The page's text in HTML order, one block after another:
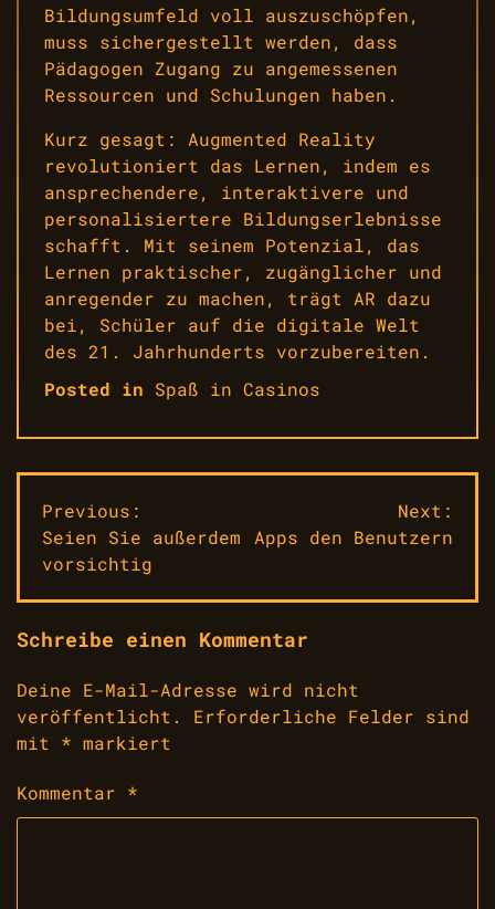
Bildungsumfeld voll auszuschöpfen,
muss sichergestellt werden, dass
Pädagogen Zugang zu angemessenen
Ressourcen und Schulungen haben.
Kurz gesagt: Augmented Reality
revolutioniert das Lernen, indem es
ansprechendere, interaktivere und
personalisiertere Bildungserlebnisse
schafft. Mit seinem Potenzial, das
Lernen praktischer, zugänglicher und
anregender zu machen, trägt AR dazu
bei, Schüler auf die digitale Welt
des 21. Jahrhunderts vorzubereiten.
Posted in Spaß in Casinos
Beitragsnavigation
Previous:
Seien Sie außerdem
vorsichtig
Next:
Apps den Benutzern
Schreibe einen Kommentar
Deine E-Mail-Adresse wird nicht
veröffentlicht.
Erforderliche Felder sind
mit * markiert
Kommentar *